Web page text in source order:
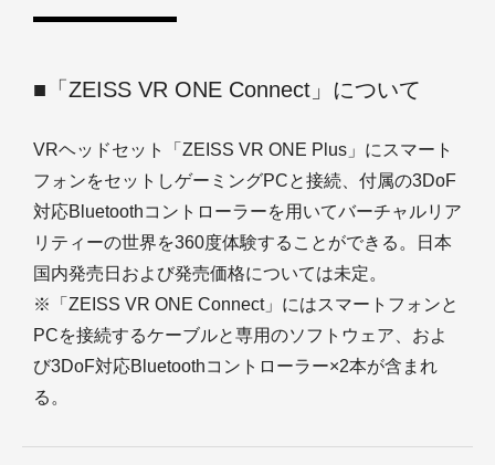
■「ZEISS VR ONE Connect」について
VRヘッドセット「ZEISS VR ONE Plus」にスマート
フォンをセットしゲーミングPCと接続、付属の3DoF
対応Bluetoothコントローラーを用いてバーチャルリア
リティーの世界を360度体験することができる。日本
国内発売日および発売価格については未定。
※「ZEISS VR ONE Connect」にはスマートフォンと
PCを接続するケーブルと専用のソフトウェア、およ
び3DoF対応Bluetoothコントローラー×2本が含まれ
る。